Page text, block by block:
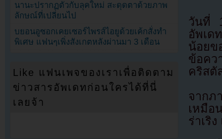
วันที่
อัพเด
น้อย
ข้อคว
คริสตั
จากภ
เหมือ
ร่าเริ
นานะปรากฏตัวกับลุคใหม่ สะดุดตาด้วยภาพ
ลักษณ์ที่เปลี่ยนไป
บยอนอูซอกเคยเซอร์ไพรส์ไอยูด้วยเค้กสั่งทำ
พิเศษ แฟนๆเพิ่งสังเกตหลังผ่านมา 3 เดือน
Like แฟนเพจของเราเพื่อติดตาม
ข่าวสารอัพเดทก่อนใครได้ที่นี่
เลยจ้า